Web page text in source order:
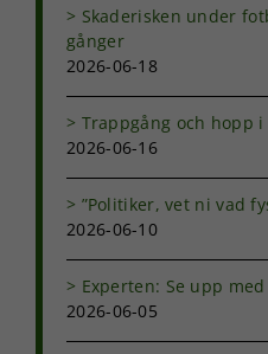
Skaderisken under
gånger
2026-06-18
Trappgång och hopp
2026-06-16
”Politiker, vet ni vad
2026-06-10
Experten: Se upp
2026-06-05